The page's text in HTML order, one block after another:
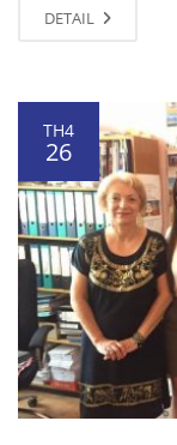
DETAIL
TH4
26